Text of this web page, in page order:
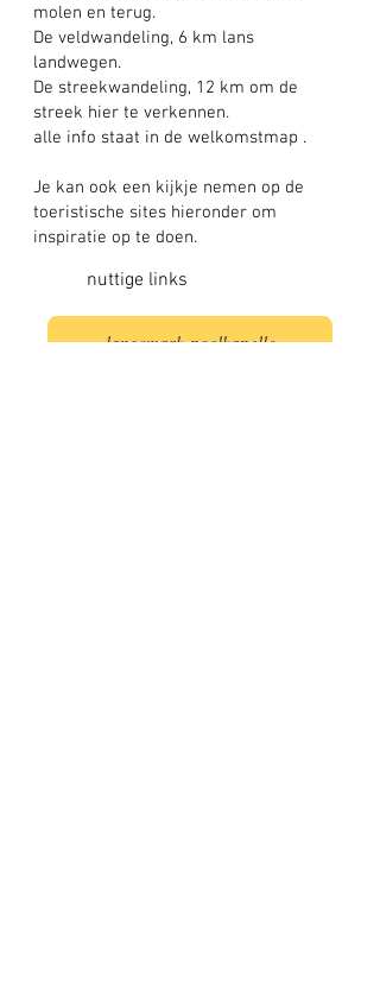
molen en terug.
De veldwandeling, 6 km lans
landwegen.
De streekwandeling, 12 km om de
streek hier te verkennen.
alle info staat in de welkomstmap .
Je kan ook een kijkje nemen op de
toeristische sites hieronder om
inspiratie op te doen.
nuttige links
langemark-poelkapelle